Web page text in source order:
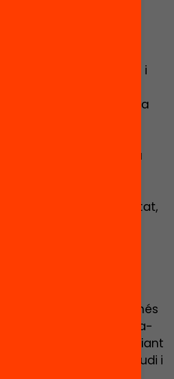
diversa
amb necessitats
estudia o estudia i
s’adapta i dóna
diferents perfils
està pensada
que només estudia i
i les dades ens
no és la nostra realitat,
d’estudiants treballa.
doncs de diferents
amb diferents
doncs?
un sistema més
polítiques de beca-
per part de l’estudiant
màxim possible a l’estudi i